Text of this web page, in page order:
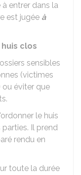
entrer dans la
est jugée à
clos
sensibles
(victimes
ou éviter que
le huis
Il prend
rendu en
toute la durée